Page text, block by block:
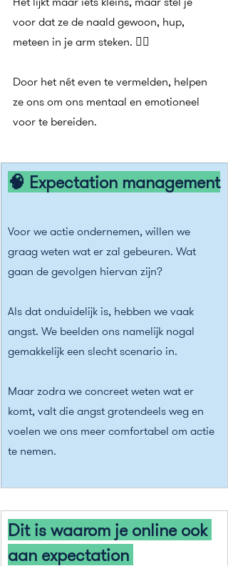
voor dat ze de naald gewoon, hup,
meteen in je arm steken. 😵‍💫
Door het nét even te vermelden, helpen
ze ons om ons mentaal en emotioneel
voor te bereiden.
🧠 Expectation management
Voor we actie ondernemen, willen we
graag weten wat er zal gebeuren. Wat
gaan de gevolgen hiervan zijn?
Als dat onduidelijk is, hebben we vaak
angst. We beelden ons namelijk nogal
gemakkelijk een slecht scenario in.
Maar zodra we concreet weten wat er
komt, valt die angst grotendeels weg en
voelen we ons meer comfortabel om actie
te nemen.
Dit is waarom je online ook
aan expectation